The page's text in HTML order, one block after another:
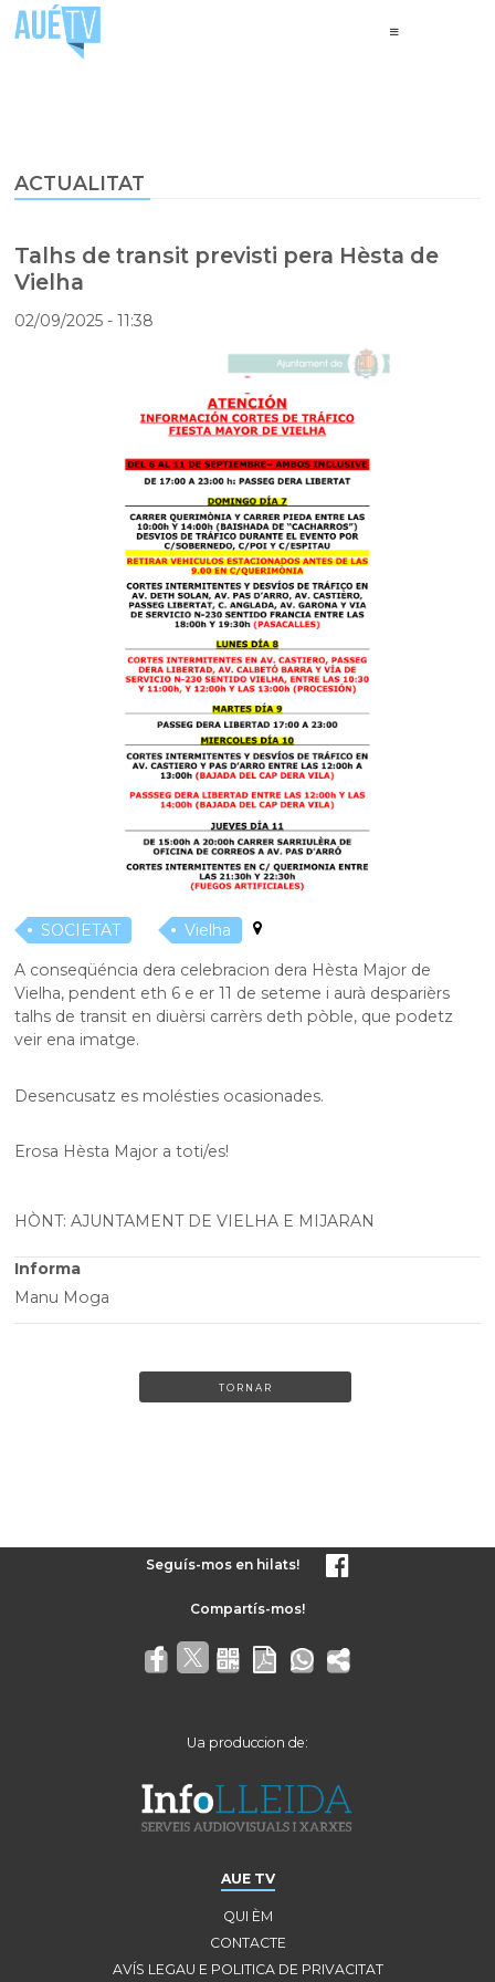
ACTUALITAT
Talhs de transit previsti pera Hèsta de
Vielha
02/09/2025- 11:38
SOCIETAT
Vielha
A conseqüéncia dera celebracion dera Hèsta Major de
Vielha, pendent eth 6 e er 11 de seteme i aurà desparièrs
talhs de transit en diuèrsi carrèrs deth pòble, que podetz
veir ena imatge.
Desencusatz es molésties ocasionades.
Erosa Hèsta Major a toti/es!
HÒNT: AJUNTAMENT DE VIELHA E MIJARAN
Informa
Manu Moga
TORNAR
Seguís-mos en hilats!
Ua produccion de:
AUE TV
QUI ÈM
CONTACTE
AVÍS LEGAU E POLITICA DE PRIVACITAT